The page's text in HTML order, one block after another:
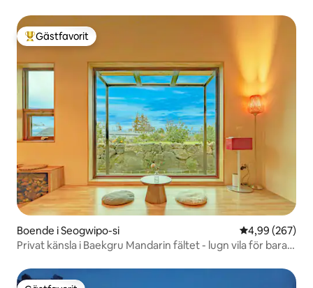
Populär gästfavorit
Gästfavorit
Boende i Seogwipo-si 4,99 av 5 i
4,99 (267)
Privat känsla i Baekgru Mandarin fältet - lugn vila för bara